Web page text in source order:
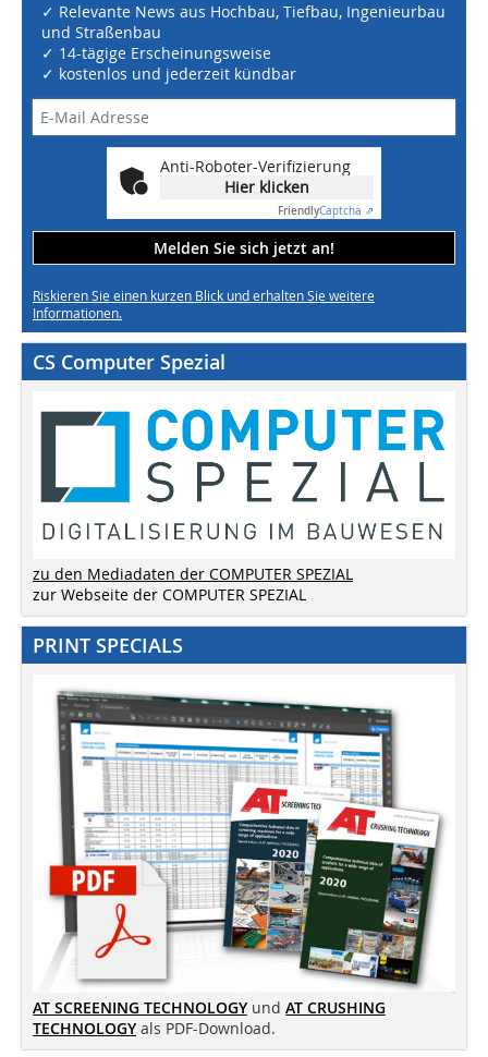
✓ Relevante News aus Hochbau, Tiefbau, Ingenieurbau
und Straßenbau
✓ 14-tägige Erscheinungsweise
✓ kostenlos und jederzeit kündbar
Anti-Roboter-Verifizierung
Hier klicken
FriendlyCaptcha ⇗
Melden Sie sich jetzt an!
Riskieren Sie einen kurzen Blick und erhalten Sie weitere
Informationen.
CS Computer Spezial
zu den Mediadaten der COMPUTER SPEZIAL
zur Webseite der COMPUTER SPEZIAL
PRINT SPECIALS
AT SCREENING TECHNOLOGY und AT CRUSHING
TECHNOLOGY als PDF-Download.